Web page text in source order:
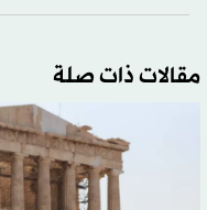
مقالات ذات صلة